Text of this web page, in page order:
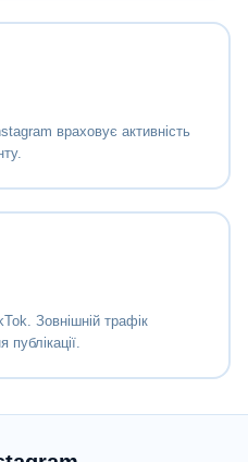
враховує активність
Зовнішній трафік